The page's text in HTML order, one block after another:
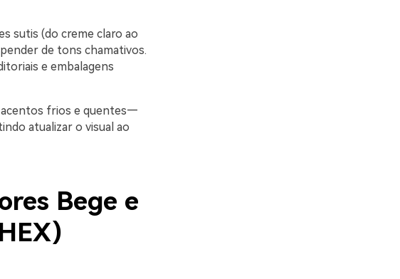
sutis (do creme claro ao
de tons chamativos.
e embalagens
acentos frios e quentes—
atualizar o visual ao
Bege e